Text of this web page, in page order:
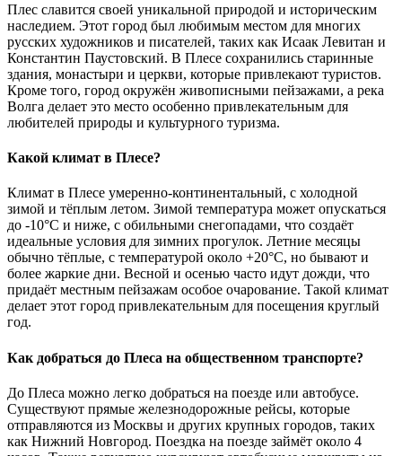
Плес славится своей уникальной природой и историческим
наследием. Этот город был любимым местом для многих
русских художников и писателей, таких как Исаак Левитан и
Константин Паустовский. В Плесе сохранились старинные
здания, монастыри и церкви, которые привлекают туристов.
Кроме того, город окружён живописными пейзажами, а река
Волга делает это место особенно привлекательным для
любителей природы и культурного туризма.
Какой климат в Плесе?
Климат в Плесe умеренно-континентальный, с холодной
зимой и тёплым летом. Зимой температура может опускаться
до -10°C и ниже, с обильными снегопадами, что создаёт
идеальные условия для зимних прогулок. Летние месяцы
обычно тёплые, с температурой около +20°C, но бывают и
более жаркие дни. Весной и осенью часто идут дожди, что
придаёт местным пейзажам особое очарование. Такой климат
делает этот город привлекательным для посещения круглый
год.
Как добраться до Плеса на общественном транспорте?
До Плеса можно легко добраться на поезде или автобусе.
Существуют прямые железнодорожные рейсы, которые
отправляются из Москвы и других крупных городов, таких
как Нижний Новгород. Поездка на поезде займёт около 4